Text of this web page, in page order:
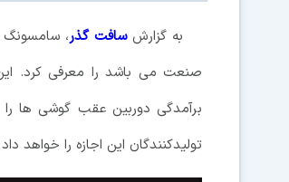
به گزارشسافت گذر
تولیدکنندگان این اجازه را خواهد